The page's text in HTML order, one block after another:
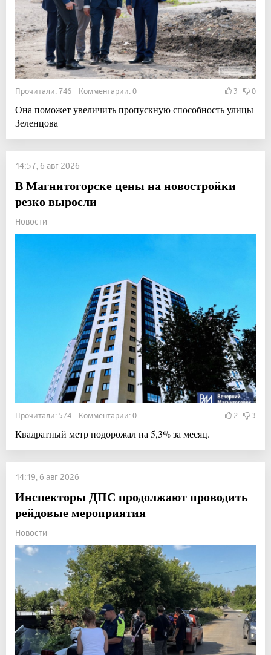
Прочитали: 746 Комментарии: 0 3 0
Она поможет увеличить пропускную способность улицы
Зеленцова
14:57, 6 авг 2026
В Магнитогорске цены на новостройки
резко выросли
Новости
Прочитали: 574 Комментарии: 0 2 3
Квадратный метр подорожал на 5,3% за месяц.
14:19, 6 авг 2026
Инспекторы ДПС продолжают проводить
рейдовые мероприятия
Новости